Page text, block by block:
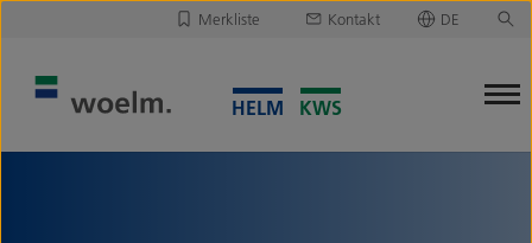
Merkliste Kontakt DE